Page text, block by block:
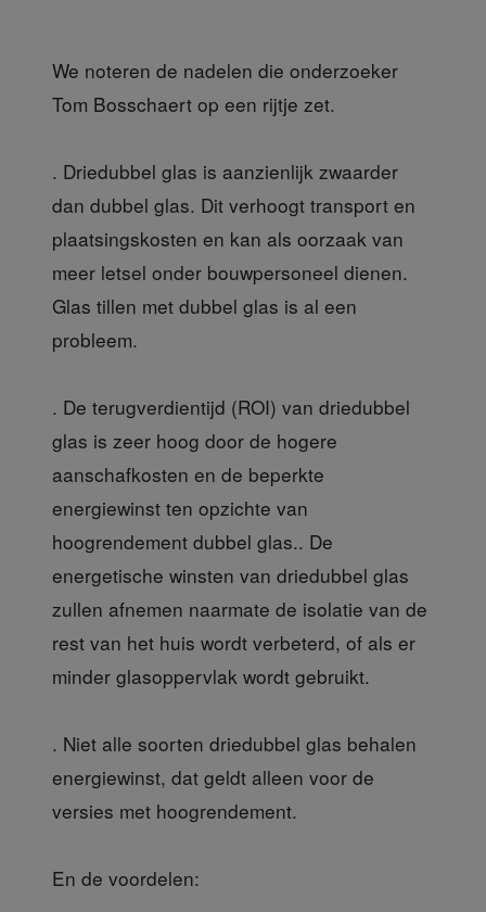
We noteren de nadelen die onderzoeker
Tom Bosschaert op een rijtje zet.
. Driedubbel glas is aanzienlijk zwaarder
dan dubbel glas. Dit verhoogt transport en
plaatsingskosten en kan als oorzaak van
meer letsel onder bouwpersoneel dienen.
Glas tillen met dubbel glas is al een
probleem.
. De terugverdientijd (ROI) van driedubbel
glas is zeer hoog door de hogere
aanschafkosten en de beperkte
energiewinst ten opzichte van
hoogrendement dubbel glas.. De
energetische winsten van driedubbel glas
zullen afnemen naarmate de isolatie van de
rest van het huis wordt verbeterd, of als er
minder glasoppervlak wordt gebruikt.
. Niet alle soorten driedubbel glas behalen
energiewinst, dat geldt alleen voor de
versies met hoogrendement.
En de voordelen: